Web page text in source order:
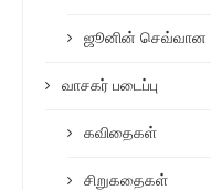
ஜூனின்
வாசகர் படைப்பு
கவிதைகள்
சிறுகதைகள்